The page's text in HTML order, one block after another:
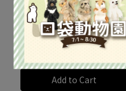
Hansa 6957-馬瑞馬牧羊犬
寶寶站姿 17公分
NT$990
Add to Cart